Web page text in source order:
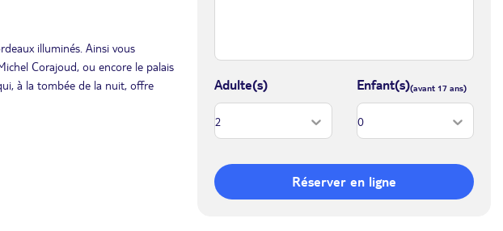
illuminés. Ainsi vous
Corajoud, ou encore le palais
à la tombée de la nuit, offre
Adulte(s) Enfant(s)
Réserver en ligne